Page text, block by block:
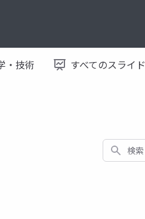
・技術 すべてのスライド
検索